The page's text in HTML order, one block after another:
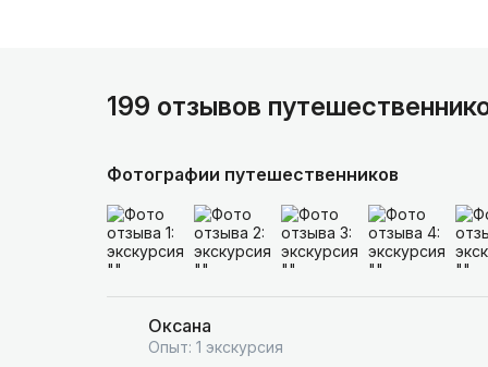
199 отзывов
Фотографии путешественников
Оксана
Опыт: 1 экскурсия